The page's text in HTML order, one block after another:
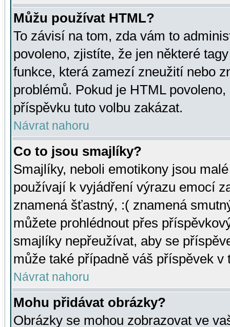
Můžu používat HTML?
To závisí na tom, zda vám to
povoleno, zjistíte, že jen některé
funkce, která zamezí zneužití nebo
problémů. Pokud je HTML
příspěvku tuto volbu zakázat.
Návrat nahoru
Co to jsou smajlíky?
Smajlíky, neboli emotikony jsou
používají k vyjádření výrazu emocí
znamená šťastný, :( znamená
můžete prohlédnout přes
smajlíky nepřeužívat, aby se
může také případně váš příspěvek v
Návrat nahoru
Mohu přidávat obrázky?
Obrázky se mohou zobrazovat ve